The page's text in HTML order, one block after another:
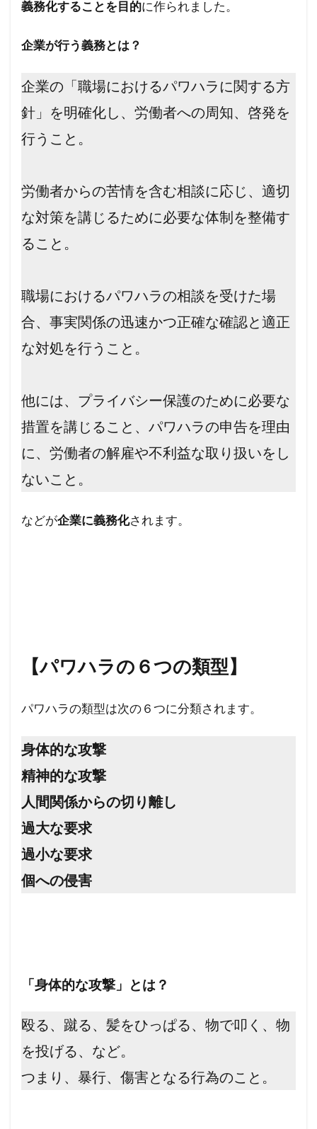
義務化することを目的に作られました。
企業が行う義務とは？
企業の「職場におけるパワハラに関する方
針」を明確化し、労働者への周知、啓発を
行うこと。
労働者からの苦情を含む相談に応じ、適切
な対策を講じるために必要な体制を整備す
ること。
職場におけるパワハラの相談を受けた場
合、事実関係の迅速かつ正確な確認と適正
な対処を行うこと。
他には、プライバシー保護のために必要な
措置を講じること、パワハラの申告を理由
に、労働者の解雇や不利益な取り扱いをし
ないこと。
などが企業に義務化されます。
【パワハラの６つの類型】
パワハラの類型は次の６つに分類されます。
身体的な攻撃
精神的な攻撃
人間関係からの切り離し
過大な要求
過小な要求
個への侵害
「身体的な攻撃」とは？
殴る、蹴る、髪をひっぱる、物で叩く、物
を投げる、など。
つまり、暴行、傷害となる行為のこと。